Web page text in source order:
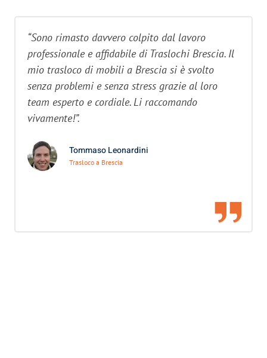
“Sono rimasto davvero colpito dal lavoro
professionale e affidabile di Traslochi Brescia. Il
mio trasloco di mobili a Brescia si è svolto
senza problemi e senza stress grazie al loro
team esperto e cordiale. Li raccomando
vivamente!”.
Tommaso Leonardini
Trasloco a Brescia